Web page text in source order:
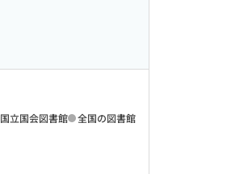
国立国会図書館 全国の図書館